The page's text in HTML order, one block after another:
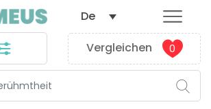
Vergleichen 0
De